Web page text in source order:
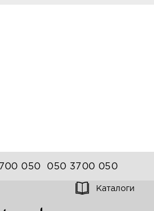
050 3700 050
Каталоги